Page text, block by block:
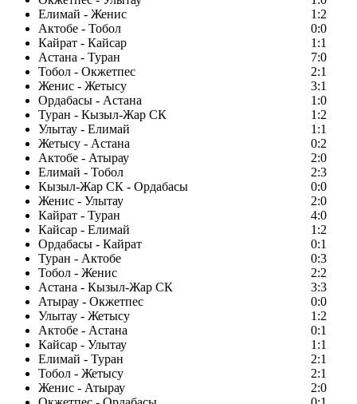
Елимай - Женис
1:2
Актобе - Тобол
0:0
Кайрат - Кайсар
1:1
Астана - Туран
7:0
Тобол - Окжетпес
2:1
Женис - Жетысу
3:1
Ордабасы - Астана
1:0
Туран - Кызыл-Жар СК
1:2
Улытау - Елимай
1:1
Жетысу - Астана
0:2
Актобе - Атырау
2:0
Елимай - Тобол
2:3
Кызыл-Жар СК - Ордабасы
0:0
Женис - Улытау
2:0
Кайрат - Туран
4:0
Кайсар - Елимай
1:2
Ордабасы - Кайрат
0:1
Туран - Актобе
0:3
Тобол - Женис
2:2
Астана - Кызыл-Жар СК
3:3
Атырау - Окжетпес
0:0
Улытау - Жетысу
1:2
Актобе - Астана
0:1
Кайсар - Улытау
1:1
Елимай - Туран
2:1
Тобол - Жетысу
2:1
Женис - Атырау
2:0